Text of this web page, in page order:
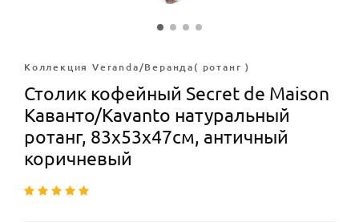
Коллекция Veranda/Веранда( ротанг )
Столик кофейный Secret de Maison
Каванто/Kavanto натуральный
ротанг, 83х53х47см, античный
коричневый